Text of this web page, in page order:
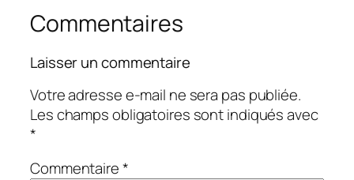
Commentaires
Laisser un commentaire
Votre adresse e-mail ne sera pas publiée.
Les champs obligatoires sont indiqués avec
*
Commentaire*